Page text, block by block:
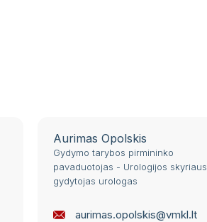
Aurimas Opolskis
Gydymo tarybos pirmininko
pavaduotojas - Urologijos skyriaus
gydytojas urologas
aurimas.opolskis@vmkl.lt